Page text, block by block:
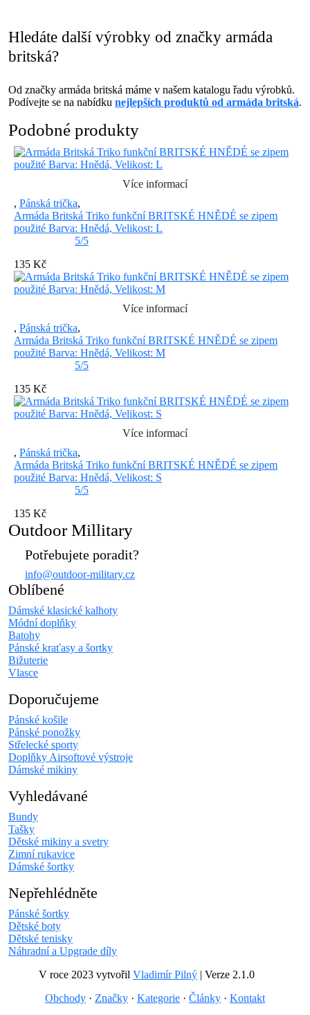
Hledáte další výrobky od značky armáda
britská?
Od značky armáda britská máme v našem katalogu řadu výrobků.
Podívejte se na nabídku nejlepších produktů od armáda britská.
Podobné produkty
Více informací
, Pánská trička,
Armáda Britská Triko funkční BRITSKÉ HNĚDÉ se zipem
použité Barva: Hnědá, Velikost: L
5/5
135 Kč
Více informací
, Pánská trička,
Armáda Britská Triko funkční BRITSKÉ HNĚDÉ se zipem
použité Barva: Hnědá, Velikost: M
5/5
135 Kč
Více informací
, Pánská trička,
Armáda Britská Triko funkční BRITSKÉ HNĚDÉ se zipem
použité Barva: Hnědá, Velikost: S
5/5
135 Kč
Outdoor Millitary
Potřebujete poradit?
info@outdoor-military.cz
Oblíbené
Dámské klasické kalhoty
Módní doplňky
Batohy
Pánské kraťasy a šortky
Bižuterie
Vlasce
Doporučujeme
Pánské košile
Pánské ponožky
Střelecké sporty
Doplňky Airsoftové výstroje
Dámské mikiny
Vyhledávané
Bundy
Tašky
Dětské mikiny a svetry
Zimní rukavice
Dámské šortky
Nepřehlédněte
Pánské šortky
Dětské boty
Dětské tenisky
Náhradní a Upgrade díly
V roce 2023 vytvořil Vladimír Pilný | Verze 2.1.0
Obchody · Značky · Kategorie · Články · Kontakt